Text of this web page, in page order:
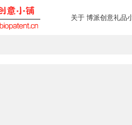
关于 博派创意礼品